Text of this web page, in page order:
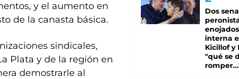
y el aumento en
de la canasta básica.
sindicales,
Plata y de la región en
demostrarle al
Dos
interna
Kicillof y
"qué se